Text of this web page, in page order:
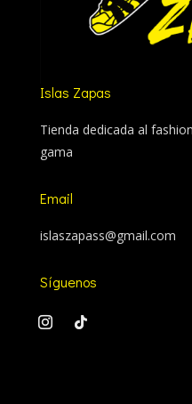
Islas Zapas
Tienda dedicada al
gama
Email
islaszapass@gmail.com
Síguenos